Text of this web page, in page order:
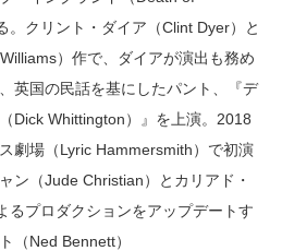
。クリント・ダイア（Clint Dyer）と
）作で、ダイアが演出も務め
英国の民話を基にしたパント、『デ
Dick Whittington）』を上演。2018
劇場（Lyric Hammersmith）で初演
ン（Jude Christian）とカリアド・
るプロダクションをアップデートす
（Ned Bennett）